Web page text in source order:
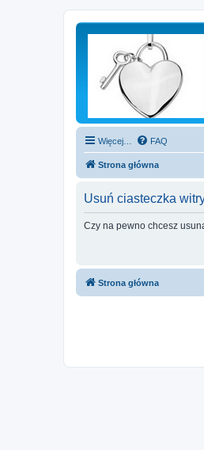
Więcej… FAQ
Strona główna
Usuń ciasteczka
Czy na pewno chcesz
Strona główna